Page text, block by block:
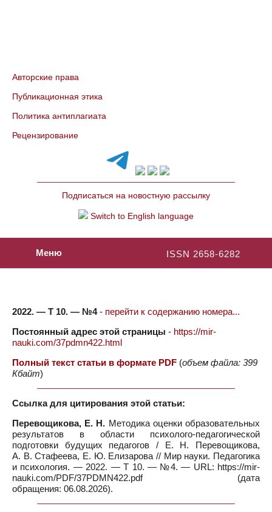
Авторские права
Публикационная этика
Политика антиплагиата
Рецензирование
Подписаться на новостную рассылку
Switch to English language
ISSN 2658-6282
Меню
2022. — Т 10. — №4- перейти к содержанию номера...
Постоянный адрес этой страницы - https://mir-
nauki.com/37pdmn422.html
Полный текст статьи в формате PDF (объем файла: 399
Кбайт)
Ссылка для цитирования этой статьи:
Перевощикова, Е. Н. Методика оценки образовательных
результатов в области психолого-педагогической
подготовки будущих педагогов / Е. Н. Перевощикова,
А. В. Стафеева, Е. Ю. Елизарова // Мир науки. Педагогика
и психология. — 2022. — Т 10. — №4. — URL: https://mir-
nauki.com/PDF/37PDMN422.pdf (дата
обращения: 06.08.2026).